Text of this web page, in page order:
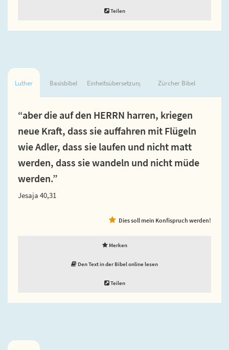
Teilen
Luther Basisbibel Einheitsübersetzung Zürcher Bibel
“aber die auf den HERRN harren, kriegen
neue Kraft, dass sie auffahren mit Flügeln
wie Adler, dass sie laufen und nicht matt
werden, dass sie wandeln und nicht müde
werden.”
Jesaja 40,31
Dies soll mein Konfispruch werden!
Merken
Den Text in der Bibel online lesen
Teilen